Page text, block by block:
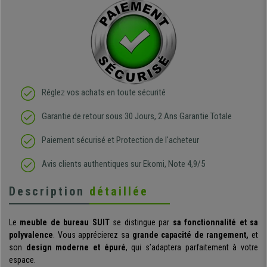
Réglez vos achats en toute sécurité
Garantie de retour sous 30 Jours, 2 Ans Garantie Totale
Paiement sécurisé et Protection de l'acheteur
Avis clients authentiques sur Ekomi, Note 4,9/5
Description détaillée
Le meuble de bureau SUITse distingue par sa fonctionnalité et sa
polyvalence. Vous apprécierez sa grande capacité de rangement, et
son design moderne et épuré, qui s’adaptera parfaitement à votre
espace.